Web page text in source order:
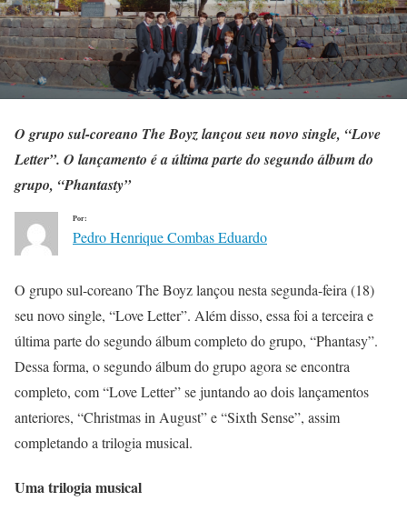
O grupo sul-coreano The Boyz lançou seu novo single, “Love
Letter”. O lançamento é a última parte do segundo álbum do
grupo, “Phantasty”
Por:
Pedro Henrique Combas Eduardo
O grupo sul-coreano The Boyz lançou nesta segunda-feira (18)
seu novo single, “Love Letter”. Além disso, essa foi a terceira e
última parte do segundo álbum completo do grupo, “Phantasy”.
Dessa forma, o segundo álbum do grupo agora se encontra
completo, com “Love Letter” se juntando ao dois lançamentos
anteriores, “Christmas in August” e “Sixth Sense”, assim
completando a trilogia musical.
Uma trilogia musical